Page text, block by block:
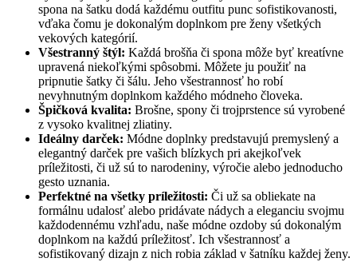
spona na šatku dodá každému outfitu punc sofistikovanosti,
vďaka čomu je dokonalým doplnkom pre ženy všetkých
vekových kategórií.
Všestranný štýl: Každá brošňa či spona môže byť kreatívne
upravená niekoľkými spôsobmi. Môžete ju použiť na
pripnutie šatky či šálu. Jeho všestrannosť ho robí
nevyhnutným doplnkom každého módneho človeka.
Špičková kvalita: Brošne, spony či trojprstence sú vyrobené
z vysoko kvalitnej zliatiny.
Ideálny darček: Módne doplnky predstavujú premyslený a
elegantný darček pre vašich blízkych pri akejkoľvek
príležitosti, či už sú to narodeniny, výročie alebo jednoducho
gesto uznania.
Perfektné na všetky príležitosti: Či už sa obliekate na
formálnu udalosť alebo pridávate nádych a eleganciu svojmu
každodennému vzhľadu, naše módne ozdoby sú dokonalým
doplnkom na každú príležitosť. Ich všestrannosť a
sofistikovaný dizajn z nich robia základ v šatníku každej ženy.